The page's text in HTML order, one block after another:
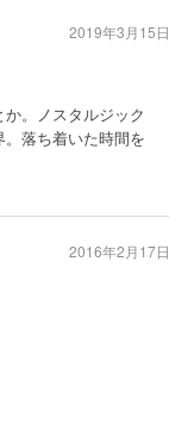
。ノスタルジック
落ち着いた時間を
2019年3月15日
2016年2月17日